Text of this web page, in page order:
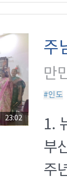
23:02
주
만
#인도
1.
부
주